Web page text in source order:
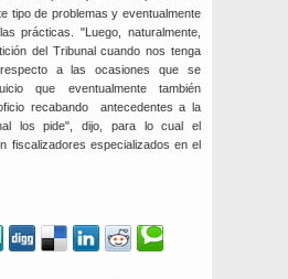
tipo de problemas y eventualmente
prácticas. "Luego, naturalmente,
del Tribunal cuando nos tenga
a las ocasiones que se
que eventualmente también
recabando antecedentes a la
los pide", dijo, para lo cual el
fiscalizadores especializados en el